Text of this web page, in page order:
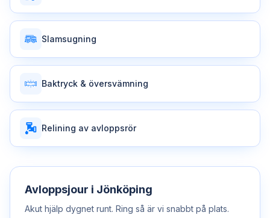
Slamsugning
Baktryck & översvämning
Relining av avloppsrör
Avloppsjour i Jönköping
Akut hjälp dygnet runt. Ring så är vi snabbt på plats.